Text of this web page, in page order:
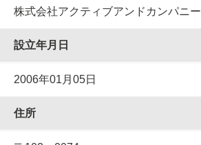
株式会社アクティブアンドカンパニー
設⽴年⽉⽇
2006年01月05日
住所